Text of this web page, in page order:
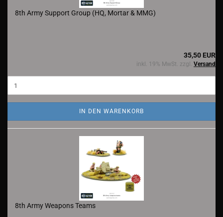
8th Army Support Group (HQ, Mortar & MMG)
35,50 EUR
inkl. 19% MwSt. zzgl. Versand
IN DEN WARENKORB
8th Army Weapons Teams